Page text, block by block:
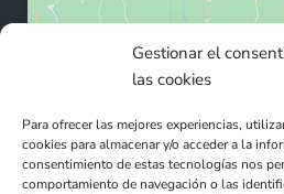
Gestionar el
las cookies
Para ofrecer las mejores experiencias,
cookies para almacenar y/o acceder a la
consentimiento de estas tecnologías nos
comportamiento de navegación o las
Haz clic para aceptar